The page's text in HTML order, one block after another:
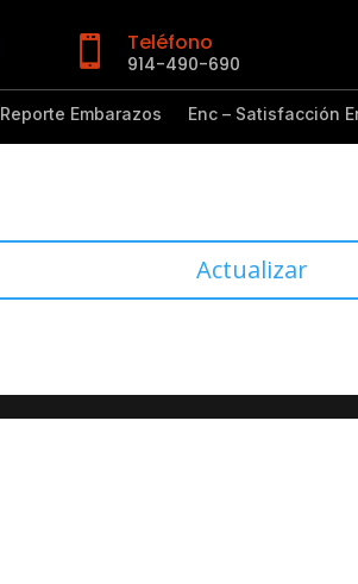
 Teléfono
914-490-690
Reporte Embarazos Enc – Satisfacción
Actualizar